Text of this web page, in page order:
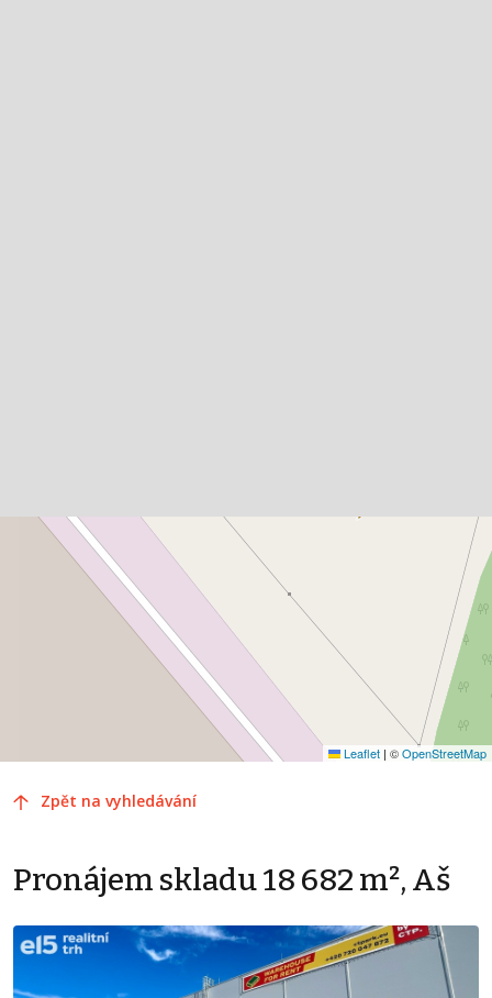
Leaflet | ©OpenStreetMap
Zpět na vyhledávání
Pronájem skladu 18 682 m², Aš